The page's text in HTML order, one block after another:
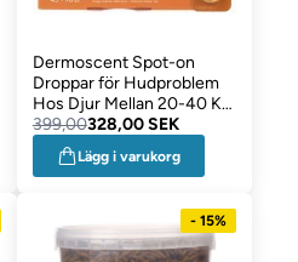
Dermoscent Spot-on
Droppar för Hudproblem
Hos Djur Mellan 20-40 Kg
Essential 6
399,00328,00 SEK
Lägg i varukorg
- 15%